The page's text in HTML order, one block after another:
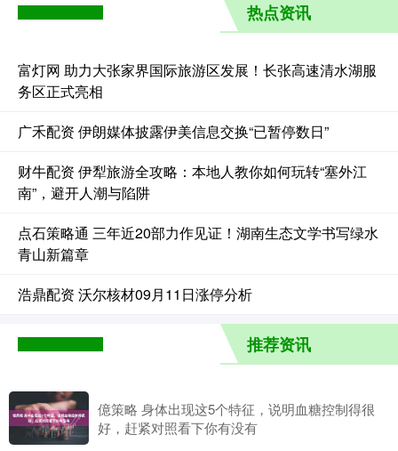
热点资讯
富灯网 助力大张家界国际旅游区发展！长张高速清水湖服
务区正式亮相
广禾配资 伊朗媒体披露伊美信息交换“已暂停数日”
财牛配资 伊犁旅游全攻略：本地人教你如何玩转“塞外江
南”，避开人潮与陷阱
点石策略通 三年近20部力作见证！湖南生态文学书写绿水
青山新篇章
浩鼎配资 沃尔核材09月11日涨停分析
推荐资讯
億策略 身体出现这5个特征，说明血糖控制得很
好，赶紧对照看下你有没有